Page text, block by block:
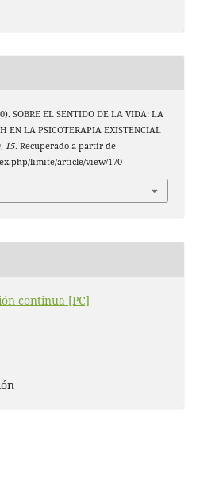
SOBRE EL SENTIDO DE LA VIDA: LA
EN LA PSICOTERAPIA EXISTENCIAL
, 15. Recuperado a partir de
limite/article/view/170
continua [PC]